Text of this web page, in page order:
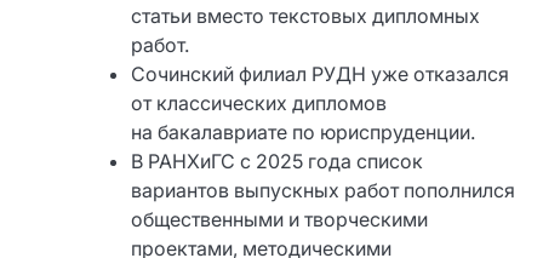
статьи вместо текстовых дипломных
работ.
Сочинский филиал РУДН уже отказался
от классических дипломов
на бакалавриате по юриспруденции.
В РАНХиГС с 2025 года список
вариантов выпускных работ пополнился
общественными и творческими
проектами, методическими